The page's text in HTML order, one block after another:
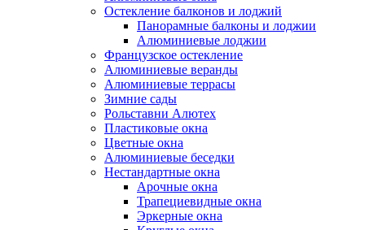
Остекление балконов и лоджий
Панорамные балконы и лоджии
Алюминиевые лоджии
Французское остекление
Алюминиевые веранды
Алюминиевые террасы
Зимние сады
Рольставни Алютех
Пластиковые окна
Цветные окна
Алюминиевые беседки
Нестандартные окна
Арочные окна
Трапециевидные окна
Эркерные окна